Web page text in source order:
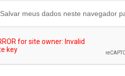
Salvar meus dados neste navegador